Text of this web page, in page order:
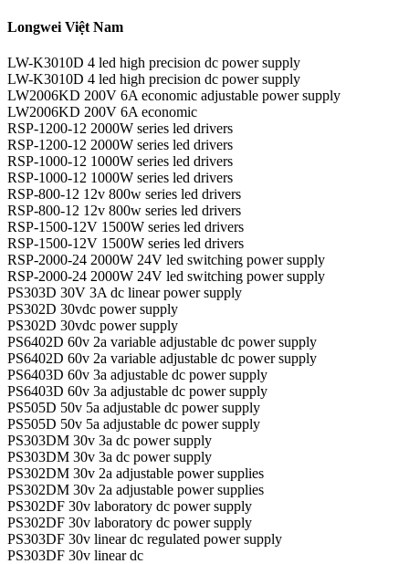
Longwei Việt Nam
LW-K3010D 4 led high precision dc power supply
LW-K3010D 4 led high precision dc power supply
LW2006KD 200V 6A economic adjustable power supply
LW2006KD 200V 6A economic
RSP-1200-12 2000W series led drivers
RSP-1200-12 2000W series led drivers
RSP-1000-12 1000W series led drivers
RSP-1000-12 1000W series led drivers
RSP-800-12 12v 800w series led drivers
RSP-800-12 12v 800w series led drivers
RSP-1500-12V 1500W series led drivers
RSP-1500-12V 1500W series led drivers
RSP-2000-24 2000W 24V led switching power supply
RSP-2000-24 2000W 24V led switching power supply
PS303D 30V 3A dc linear power supply
PS302D 30vdc power supply
PS302D 30vdc power supply
PS6402D 60v 2a variable adjustable dc power supply
PS6402D 60v 2a variable adjustable dc power supply
PS6403D 60v 3a adjustable dc power supply
PS6403D 60v 3a adjustable dc power supply
PS505D 50v 5a adjustable dc power supply
PS505D 50v 5a adjustable dc power supply
PS303DM 30v 3a dc power supply
PS303DM 30v 3a dc power supply
PS302DM 30v 2a adjustable power supplies
PS302DM 30v 2a adjustable power supplies
PS302DF 30v laboratory dc power supply
PS302DF 30v laboratory dc power supply
PS303DF 30v linear dc regulated power supply
PS303DF 30v linear dc